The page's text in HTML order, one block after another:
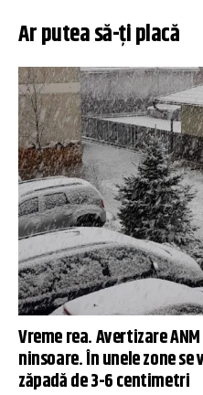
Ar putea să-ți placă
Vreme rea. Avertizare
ninsoare. În unele zone
zăpadă de 3-6 centimetri